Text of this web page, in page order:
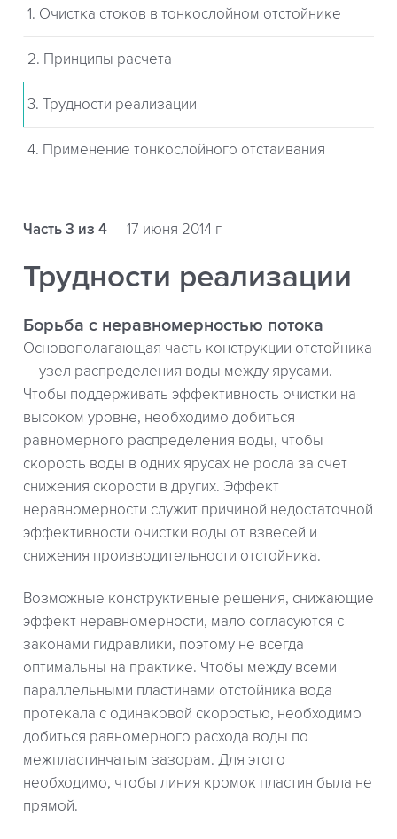
1. Очистка стоков в тонкослойном отстойнике
2. Принципы расчета
3. Трудности реализации
4. Применение тонкослойного отстаивания
Часть 3 из 4 17 июня 2014 г
Трудности реализации
Борьба с неравномерностью потока
Основополагающая часть конструкции отстойника
— узел распределения воды между ярусами.
Чтобы поддерживать эффективность очистки на
высоком уровне, необходимо добиться
равномерного распределения воды, чтобы
скорость воды в одних ярусах не росла за счет
снижения скорости в других. Эффект
неравномерности служит причиной недостаточной
эффективности очистки воды от взвесей и
снижения производительности отстойника.
Возможные конструктивные решения, снижающие
эффект неравномерности, мало согласуются с
законами гидравлики, поэтому не всегда
оптимальны на практике. Чтобы между всеми
параллельными пластинами отстойника вода
протекала с одинаковой скоростью, необходимо
добиться равномерного расхода воды по
межпластинчатым зазорам. Для этого
необходимо, чтобы линия кромок пластин была не
прямой.